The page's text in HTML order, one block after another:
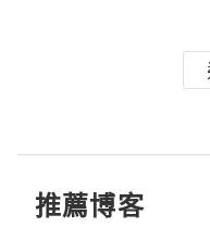
推薦博客